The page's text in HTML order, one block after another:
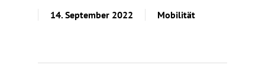
14. September 2022 Mobilität